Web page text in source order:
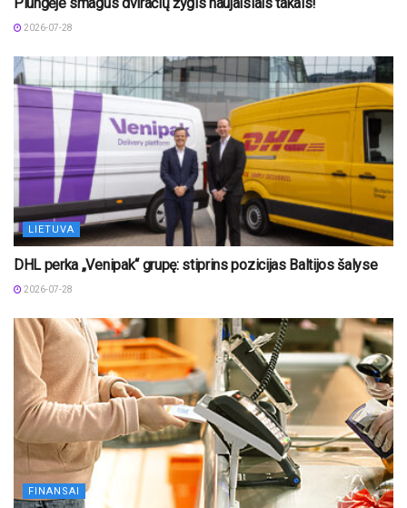
2026-07-28
LIETUVA
DHL perka „Venipak“ grupę: stiprins pozicijas Baltijos šalyse
2026-07-28
FINANSAI